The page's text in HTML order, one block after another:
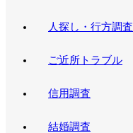
人探し・行方調査
ご近所トラブル
信用調査
結婚調査